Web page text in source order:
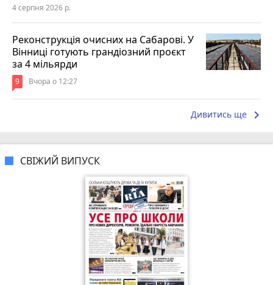
4 серпня 2026 р.
Реконструкція очисних на Сабарові. У
Вінниці готують грандіозний проєкт
за 4 мільярди
9 Вчора о 12:27
Дивитись ще keyboard_arrow_right
СВІЖИЙ ВИПУСК